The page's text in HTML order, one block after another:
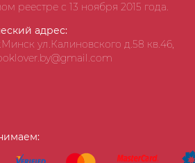
реестре с 13 ноября 2015 года.
адрес:
ул.Калиновского д.58 кв.46,